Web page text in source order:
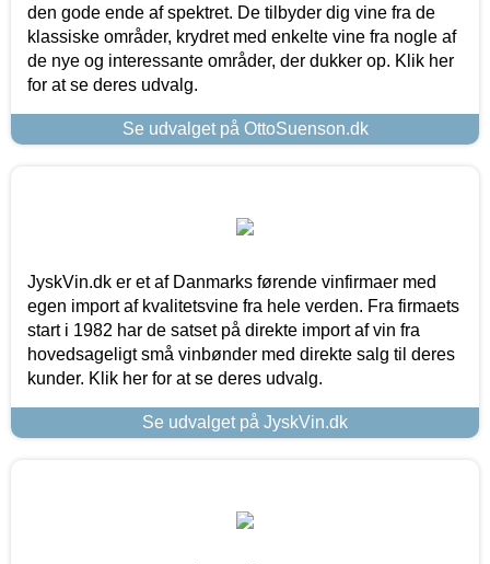
den gode ende af spektret. De tilbyder dig vine fra de
klassiske områder, krydret med enkelte vine fra nogle af
de nye og interessante områder, der dukker op. Klik her
for at se deres udvalg.
Se udvalget på OttoSuenson.dk
JyskVin.dk er et af Danmarks førende vinfirmaer med
egen import af kvalitetsvine fra hele verden. Fra firmaets
start i 1982 har de satset på direkte import af vin fra
hovedsageligt små vinbønder med direkte salg til deres
kunder. Klik her for at se deres udvalg.
Se udvalget på JyskVin.dk